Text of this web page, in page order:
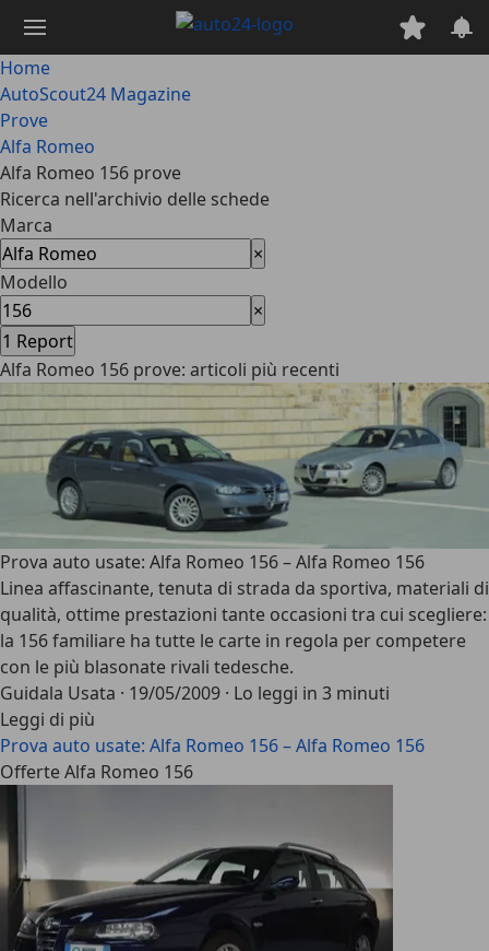
contenuto
principale
Home
AutoScout24 Magazine
Prove
Alfa Romeo
Alfa Romeo 156 prove
Ricerca nell'archivio delle schede
Marca
×
Modello
×
1 Report
Alfa Romeo 156 prove: articoli più recenti
Prova auto usate: Alfa Romeo 156 – Alfa Romeo 156
Linea affascinante, tenuta di strada da sportiva, materiali di
qualità, ottime prestazioni tante occasioni tra cui scegliere:
la 156 familiare ha tutte le carte in regola per competere
con le più blasonate rivali tedesche.
Guidala Usata · 19/05/2009 · Lo leggi in 3 minuti
Leggi di più
Prova auto usate: Alfa Romeo 156 – Alfa Romeo 156
Offerte Alfa Romeo 156